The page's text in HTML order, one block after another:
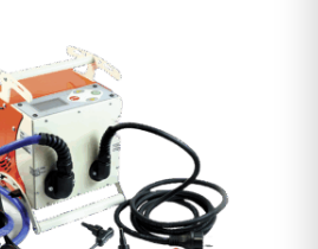
DETALLES